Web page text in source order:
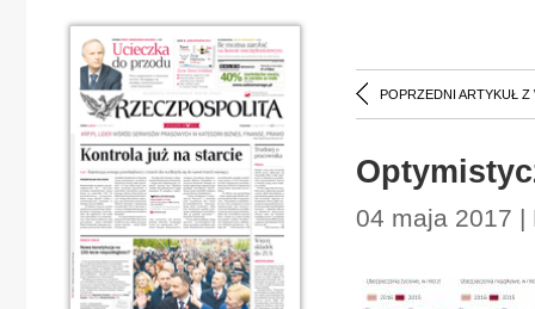
POPRZEDNI ARTYKUŁ Z
04 maja 2017 |